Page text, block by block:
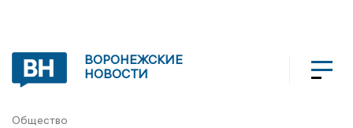
ВОРОНЕЖСКИЕ
НОВОСТИ
Общество